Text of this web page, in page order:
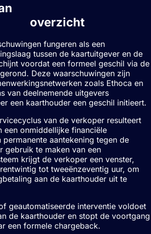
overzicht
fungeren als een
tussen de kaartuitgever en de
voordat een formeel geschil via de
Deze waarschuwingen zijn
zoals Ethoca en
van deelnemende uitgevers
een kaarthouder een geschil initieert.
van de verkoper resulteert
een onmiddellijke financiële
aantekening tegen de
gebruik te maken van een
krijgt de verkoper een venster,
tot tweeënzeventig uur, om
aan de kaarthouder uit te
geautomatiseerde interventie voldoet
de kaarthouder en stopt de voortgang
een formele chargeback.